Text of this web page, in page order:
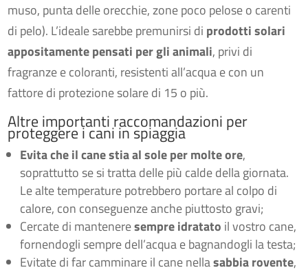
muso, punta delle orecchie, zone poco pelose o carenti
di pelo). L’ideale sarebbe premunirsi di prodotti solari
appositamente pensati per gli animali, privi di
fragranze e coloranti, resistenti all’acqua e con un
fattore di protezione solare di 15 o più.
Altre importanti raccomandazioni per
proteggere i cani in spiaggia
Evita che il cane stia al sole per molte ore,
soprattutto se si tratta delle più calde della giornata.
Le alte temperature potrebbero portare al colpo di
calore, con conseguenze anche piuttosto gravi;
Cercate di manteneresempre idratato il vostro cane,
fornendogli sempre dell’acqua e bagnandogli la testa;
Evitate di far camminare il cane nellasabbia rovente,